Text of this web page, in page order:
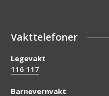
Vakttelefoner
Legevakt
116 117
Barnevernvakt